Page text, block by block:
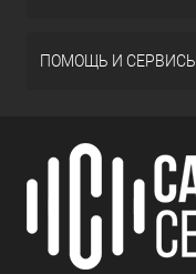
ПОМОЩЬ И СЕРВИСЫ